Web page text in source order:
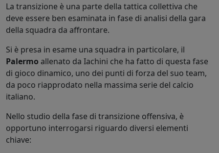
La transizione è una parte della tattica collettiva che
deve essere ben esaminata in fase di analisi della gara
della squadra da affrontare.
Si è presa in esame una squadra in particolare, il
Palermo allenato da Iachini che ha fatto di questa fase
di gioco dinamico, uno dei punti di forza del suo team,
da poco riapprodato nella massima serie del calcio
italiano.
Nello studio della fase di transizione offensiva, è
opportuno interrogarsi riguardo diversi elementi
chiave: